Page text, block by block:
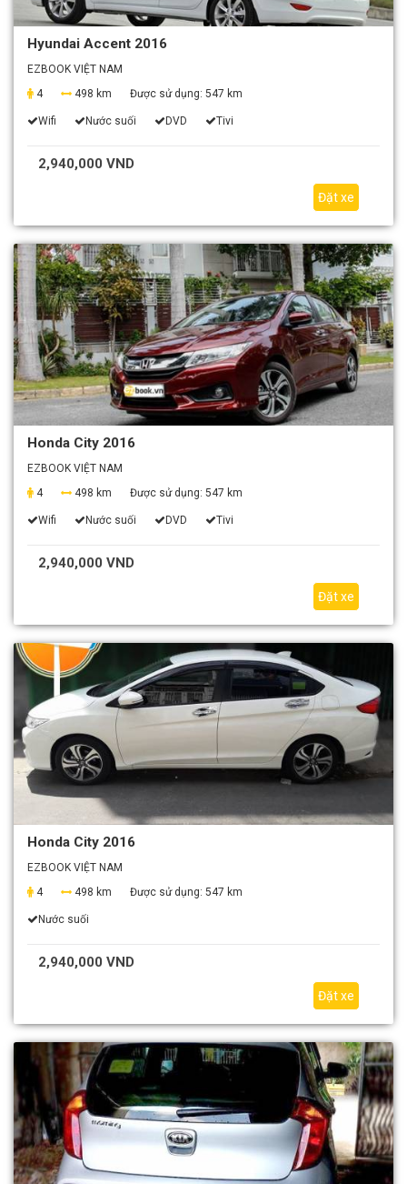
Hyundai Accent 2016
EZBOOK VIỆT NAM
4
498 km Được sử dụng: 547 km
Wifi Nước suối DVD Tivi
2,940,000 VND
Đặt xe
Honda City 2016
EZBOOK VIỆT NAM
4
498 km Được sử dụng: 547 km
Wifi Nước suối DVD Tivi
2,940,000 VND
Đặt xe
Honda City 2016
EZBOOK VIỆT NAM
4
498 km Được sử dụng: 547 km
Nước suối
2,940,000 VND
Đặt xe